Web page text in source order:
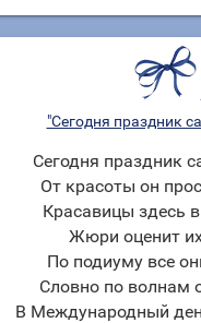
"Сегодня праздник
Сегодня праздник
От красоты он
Красавицы здесь
Жюри оценит
По подиуму все
Словно по волнам
В Международный